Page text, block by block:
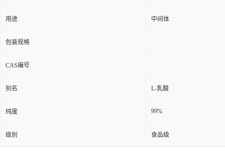
用途 中间体
包装规格
CAS编号
别名 L-乳酸
纯度 99%
级别 食品级